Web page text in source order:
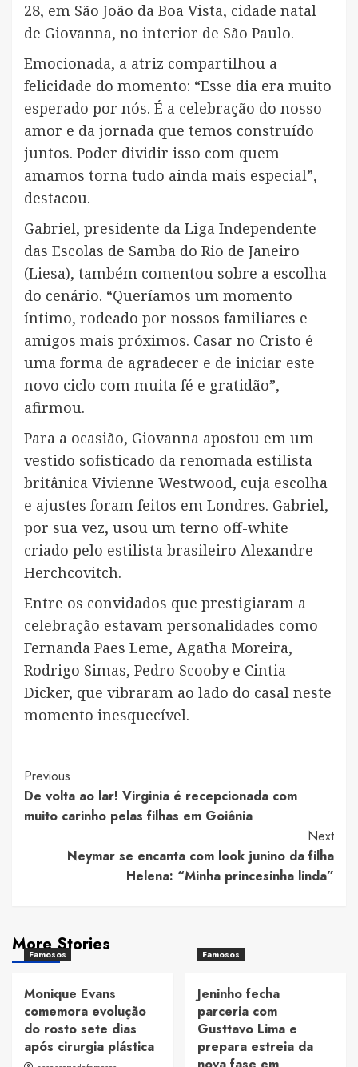
28, em São João da Boa Vista, cidade natal
de Giovanna, no interior de São Paulo.
Emocionada, a atriz compartilhou a
felicidade do momento: “Esse dia era muito
esperado por nós. É a celebração do nosso
amor e da jornada que temos construído
juntos. Poder dividir isso com quem
amamos torna tudo ainda mais especial”,
destacou.
Gabriel, presidente da Liga Independente
das Escolas de Samba do Rio de Janeiro
(Liesa), também comentou sobre a escolha
do cenário. “Queríamos um momento
íntimo, rodeado por nossos familiares e
amigos mais próximos. Casar no Cristo é
uma forma de agradecer e de iniciar este
novo ciclo com muita fé e gratidão”,
afirmou.
Para a ocasião, Giovanna apostou em um
vestido sofisticado da renomada estilista
britânica Vivienne Westwood, cuja escolha
e ajustes foram feitos em Londres. Gabriel,
por sua vez, usou um terno off-white
criado pelo estilista brasileiro Alexandre
Herchcovitch.
Entre os convidados que prestigiaram a
celebração estavam personalidades como
Fernanda Paes Leme, Agatha Moreira,
Rodrigo Simas, Pedro Scooby e Cintia
Dicker, que vibraram ao lado do casal neste
momento inesquecível.
Post
Navigation
Previous
De volta ao lar! Virginia é recepcionada com
muito carinho pelas filhas em Goiânia
Next
Neymar se encanta com look junino da filha
Helena: “Minha princesinha linda”
More Stories
Famosos
Monique Evans
comemora evolução
do rosto sete dias
após cirurgia plástica
Famosos
Jeninho fecha
parceria com
Gusttavo Lima e
prepara estreia da